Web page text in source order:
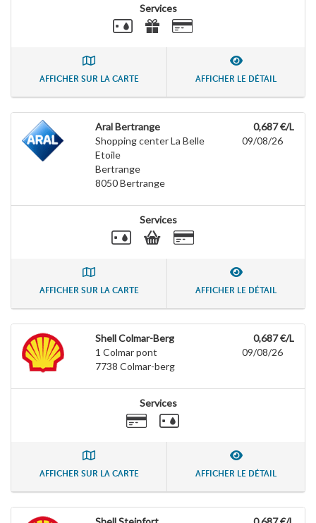
Services
AFFICHER SUR LA CARTE AFFICHER LE DÉTAIL
Aral Bertrange
Shopping center La Belle
Etoile
Bertrange
8050Bertrange
0,687 €/L
09/08/26
Services
AFFICHER SUR LA CARTE AFFICHER LE DÉTAIL
Shell Colmar-Berg
1 Colmar pont
7738 Colmar-berg
0,687 €/L
09/08/26
Services
AFFICHER SUR LA CARTE AFFICHER LE DÉTAIL